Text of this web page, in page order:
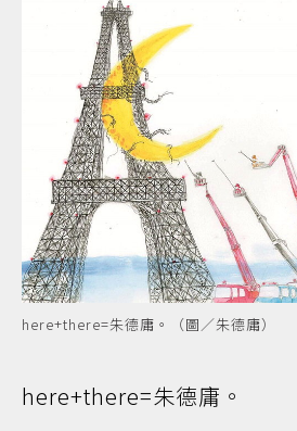
here+there=朱德庸。（圖／朱德庸）
here+there=朱德庸。